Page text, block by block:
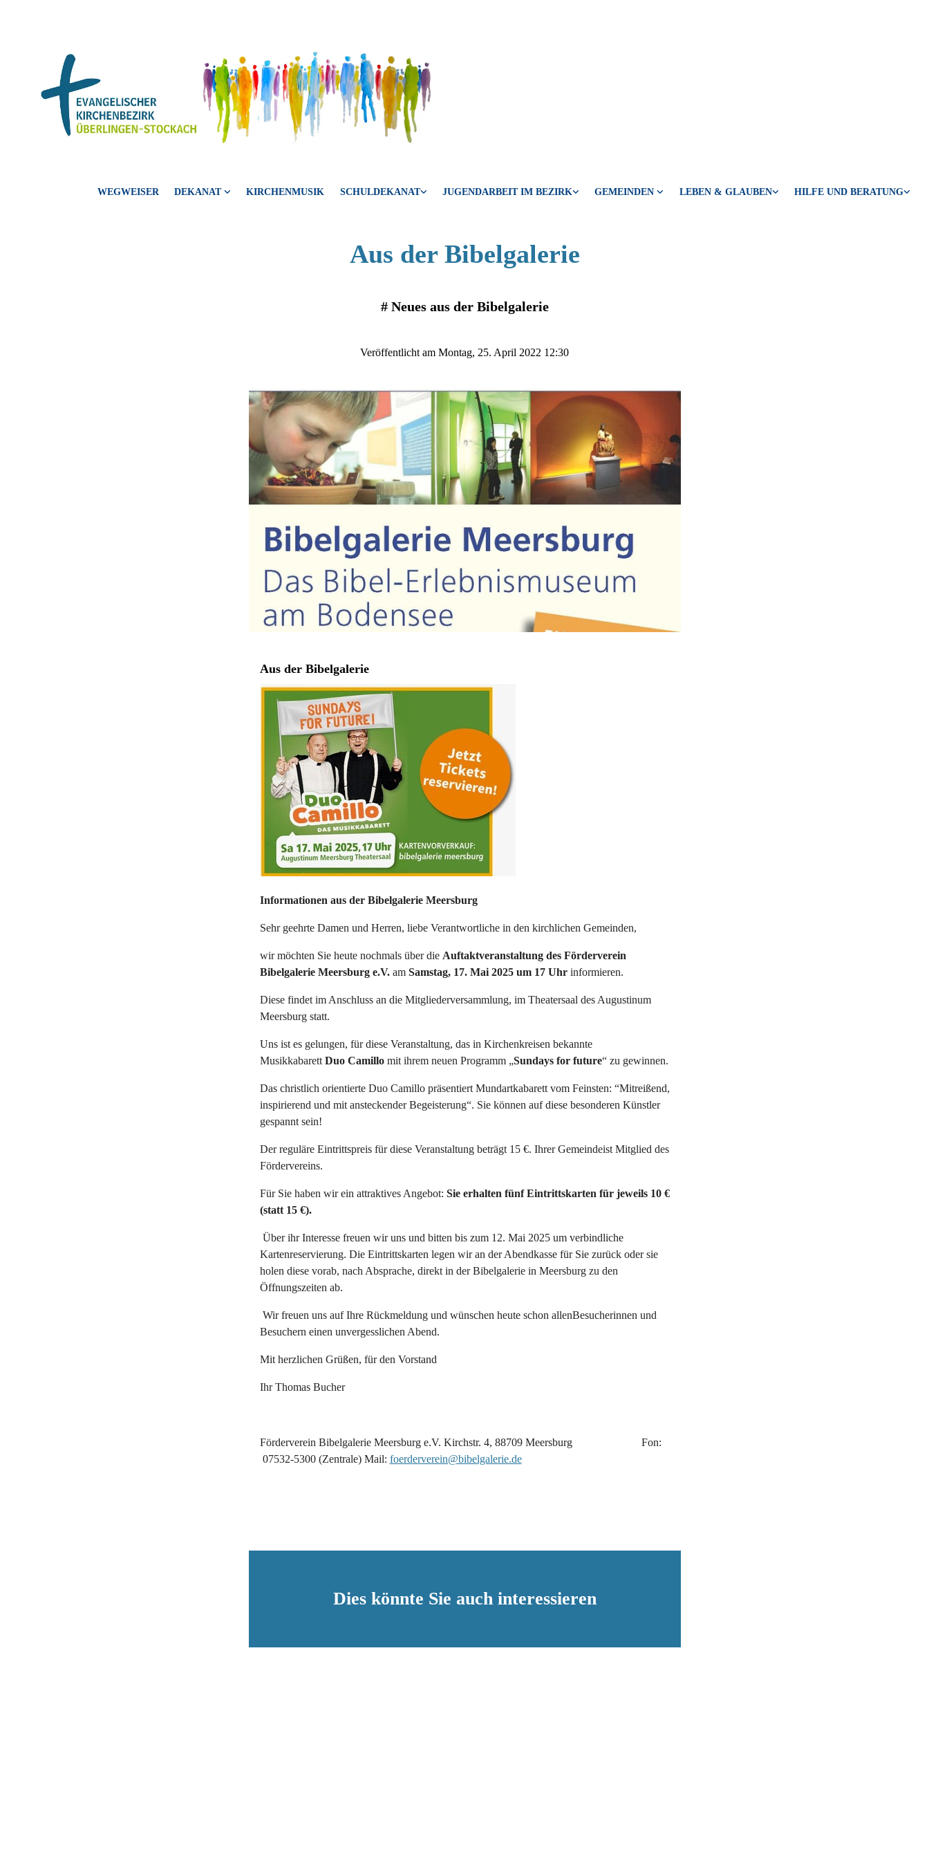
WEGWEISER DEKANAT KIRCHENMUSIK SCHULDEKANAT JUGENDARBEIT IM BEZIRK GEMEINDEN LEBEN & GLAUBEN HILFE UND BERATUNG
Aus der Bibelgalerie
# Neues aus der Bibelgalerie
Veröffentlicht am Montag, 25. April 2022 12:30
Aus der Bibelgalerie
Informationen aus der Bibelgalerie Meersburg
Sehr geehrte Damen und Herren, liebe Verantwortliche in den kirchlichen Gemeinden,
wir möchten Sie heute nochmals über die Auftaktveranstaltung des Förderverein
Bibelgalerie Meersburg e.V.am Samstag, 17. Mai 2025 um 17 Uhr informieren.
Diese findet im Anschluss an die Mitgliederversammlung, im Theatersaal des Augustinum
Meersburg statt.
Uns ist es gelungen, für diese Veranstaltung, das in Kirchenkreisen bekannte
Musikkabarett Duo Camillomit ihrem neuen Programm „Sundays for future“ zu gewinnen.
Das christlich orientierte Duo Camillo präsentiert Mundartkabarett vom Feinsten: “Mitreißend,
inspirierend und mit ansteckender Begeisterung“. Sie können auf diese besonderen Künstler
gespannt sein!
Der reguläre Eintrittspreis für diese Veranstaltung beträgt 15 €. Ihrer Gemeindeist Mitglied des
Fördervereins.
Für Sie haben wir ein attraktives Angebot: Sie erhalten fünf Eintrittskarten für jeweils 10 €
(statt 15 €).
Über ihr Interesse freuen wir uns und bitten bis zum 12. Mai 2025 um verbindliche
Kartenreservierung. Die Eintrittskarten legen wir an der Abendkasse für Sie zurück oder sie
holen diese vorab, nach Absprache, direkt in der Bibelgalerie in Meersburg zu den
Öffnungszeiten ab.
Wir freuen uns auf Ihre Rückmeldung und wünschen heute schon allenBesucherinnen und
Besuchern einen unvergesslichen Abend.
Mit herzlichen Grüßen, für den Vorstand
Ihr Thomas Bucher
Förderverein Bibelgalerie Meersburg e.V. Kirchstr. 4, 88709 Meersburg Fon:
07532-5300 (Zentrale) Mail: foerderverein@bibelgalerie.de
Dies könnte Sie auch interessieren